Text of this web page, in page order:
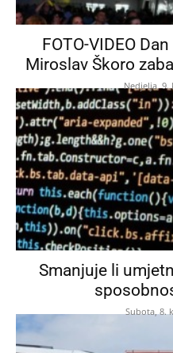
FOTO-VIDEO
Miroslav Škoro
Nedjelja, 9.
Smanjuje li
Subota, 8.